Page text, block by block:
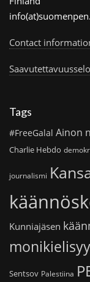
Contact
Tags
#FreeGalal Ainon
Charlie Hebdo
journalismi
Kunniajäsen
Sentsov Palestiina